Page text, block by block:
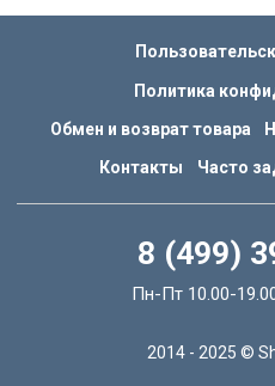
Политика
Обмен и возврат товара
Контакты Часто
8 (499)
Пн-Пт 10.00-
2014 - 2025 ©